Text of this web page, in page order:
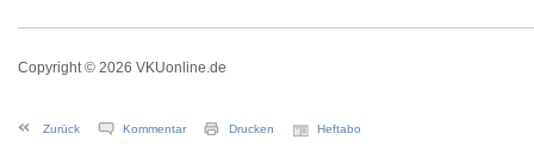
Copyright © 2026 VKUonline.de
Zurück Kommentar Drucken Heftabo